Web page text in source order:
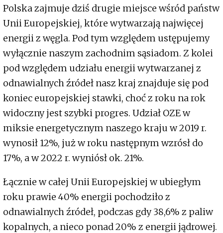
Polska zajmuje dziś drugie miejsce wśród państw
Unii Europejskiej, które wytwarzają najwięcej
energii z węgla. Pod tym względem ustępujemy
wyłącznie naszym zachodnim sąsiadom. Z kolei
pod względem udziału energii wytwarzanej z
odnawialnych źródeł nasz kraj znajduje się pod
koniec europejskiej stawki, choć z roku na rok
widoczny jest szybki progres. Udział OZE w
miksie energetycznym naszego kraju w 2019 r.
wynosił 12%, już w roku następnym wzrósł do
17%, a w 2022 r. wyniósł ok. 21%.
Łącznie w całej Unii Europejskiej w ubiegłym
roku prawie 40% energii pochodziło z
odnawialnych źródeł, podczas gdy 38,6% z paliw
kopalnych, a nieco ponad 20% z energii jądrowej.